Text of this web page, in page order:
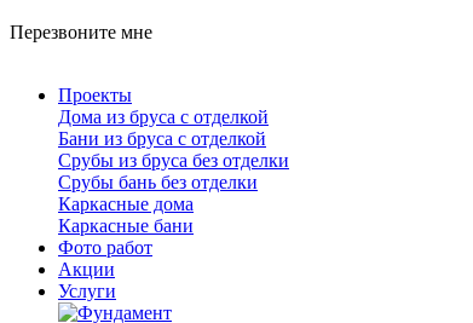
Перезвоните мне
Проекты
Дома из бруса с отделкой
Бани из бруса с отделкой
Срубы из бруса без отделки
Срубы бань без отделки
Каркасные дома
Каркасные бани
Фото работ
Акции
Услуги